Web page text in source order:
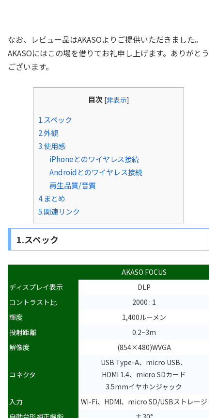
なお、レビュー品はAKASOよりご提供いただきました。
AKASOにはこの場を借りてお礼申し上げます。ありがとう
ございます。
目次 [非表示]
1.スペック
2.外観
3.使用感
iPhoneとのワイヤレス接続
Androidとのワイヤレス接続
再生品質/音質
4.まとめ
5.関連リンク
1.スペック
AKASO FOCUS
ディスプレイ表示
DLP
コントラスト比
2000 : 1
輝度
1,400ルーメン
投射距離
0.2~3m
解像度
(854×480)WVGA
コネクタ
USB Type-A、micro USB、
HDMI 1.4、micro SDカード
3.5mmイヤホンジャック
入力
Wi-Fi、HDMI、micro SD/USBストレージ